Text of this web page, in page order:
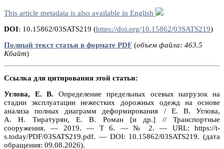
This article metadata is also available in English
DOI: 10.15862/03SATS219 (https://doi.org/10.15862/03SATS219)
Полный текст статьи в формате PDF (объем файла: 463.5
Кбайт)
Ссылка для цитирования этой статьи:
Углова, Е. В. Определение предельных осевых нагрузок на
стадии эксплуатации нежестких дорожных одежд на основе
анализа полных диаграмм деформирования / Е. В. Углова,
А. Н. Тиратурян, Е. В. Роман [и др.] // Транспортные
сооружения. — 2019. — Т 6. — № 2. — URL: https://t-
s.today/PDF/03SATS219.pdf. — DOI: 10.15862/03SATS219. (дата
обращения: 09.08.2026).